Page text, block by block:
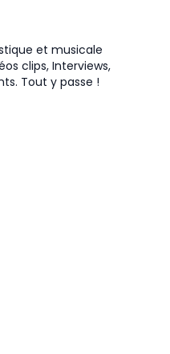
et musicale
clips, Interviews,
Tout y passe !